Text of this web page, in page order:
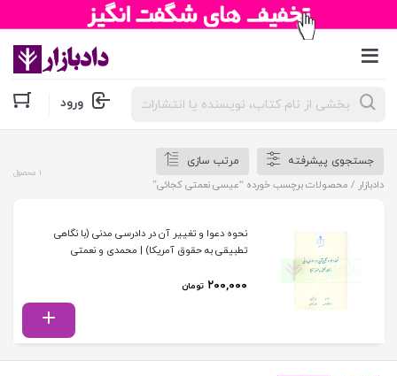
جستجوی
محصولات ورود
جستجوی پیشرفته
مرتب سازی
دادبازار / محصولات برچسب خورده “عیسی نعمتی کجائی”
1 محصول
نحوه دعوا و تغییر آن در دادرسی مدنی (با نگاهی
تطبیقی به حقوق آمریکا) | محمدی و نعمتی
۲۰۰,۰۰۰ تومان